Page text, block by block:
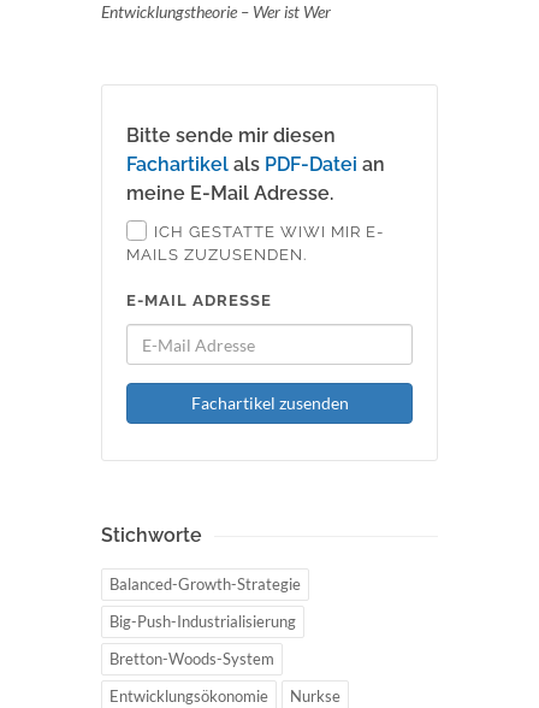
Entwicklungstheorie – Wer ist Wer
Bitte sende mir diesen
Fachartikel als PDF-Datei an
meine E-Mail Adresse.
ICH GESTATTE WIWI MIR E-
MAILS ZUZUSENDEN.
E-MAIL ADRESSE
Fachartikel zusenden
Stichworte
Balanced-Growth-Strategie
Big-Push-Industrialisierung
Bretton-Woods-System
Entwicklungsökonomie
Nurkse